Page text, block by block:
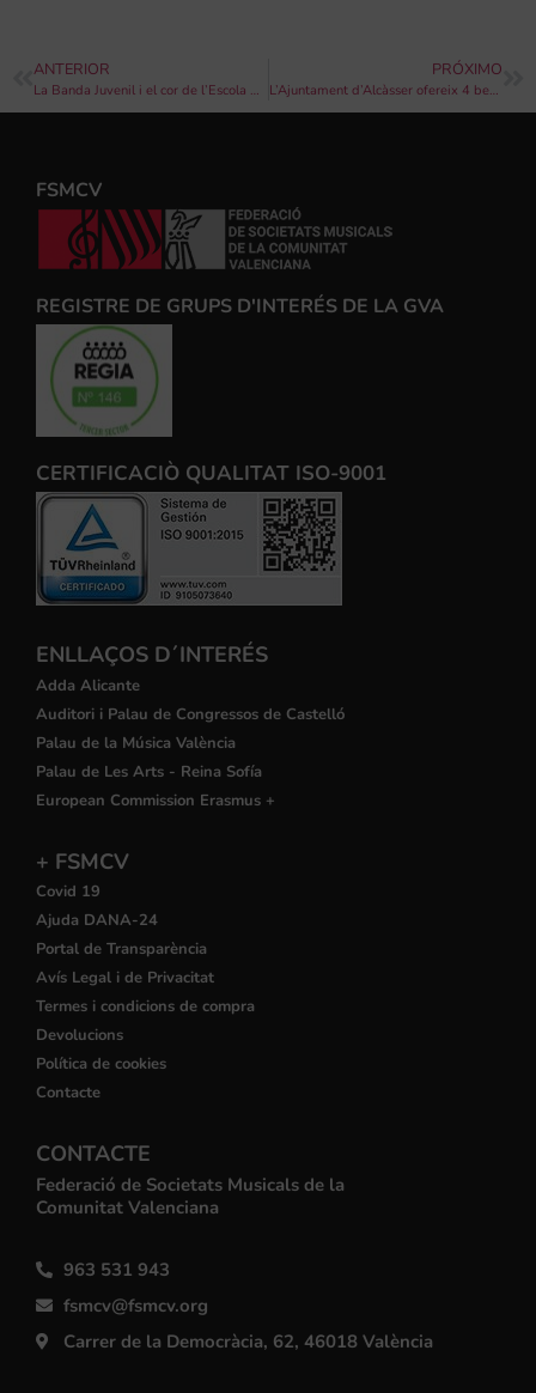
ANTERIOR
La Banda Juvenil i el cor de l’Escola de la Unió Musical de Villar ofereixen el concert de Nadal
PRÓXIMO
L’Ajuntament d’Alcàsser ofereix 4 beques per a alumnes de l’Escola de Música de la Societat Musical Santa Cecilia
FSMCV
REGISTRE DE GRUPS D'INTERÉS DE LA GVA
CERTIFICACIÒ QUALITAT ISO-9001
ENLLAÇOS D´INTERÉS
Adda Alicante
Auditori i Palau de Congressos de Castelló
Palau de la Música València
Palau de Les Arts - Reina Sofía
European Commission Erasmus +
+ FSMCV
Covid 19
Ajuda DANA-24
Portal de Transparència
Avís Legal i de Privacitat
Termes i condicions de compra
Devolucions
Política de cookies
Contacte
CONTACTE
Federació de Societats Musicals de la
Comunitat Valenciana
963 531 943
fsmcv@fsmcv.org
Carrer de la Democràcia, 62, 46018 València